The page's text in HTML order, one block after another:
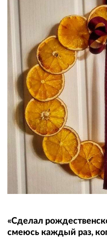
«Сделал
смеюсь каждый раз,